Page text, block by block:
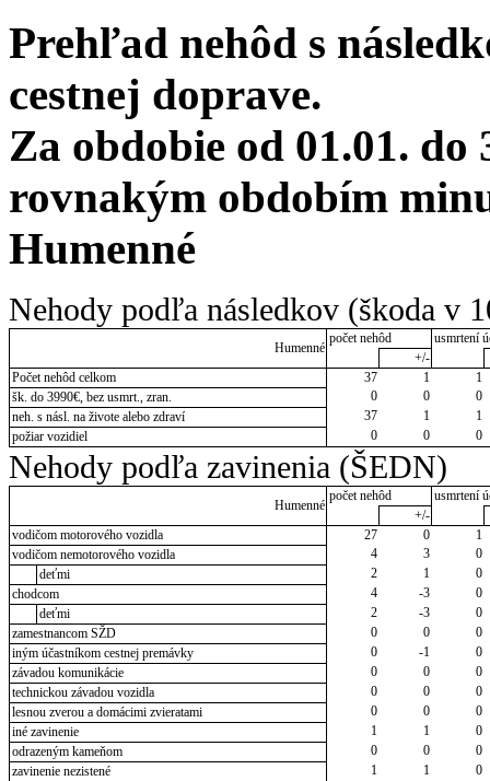
Prehľad nehôd s
cestnej doprave.
Za obdobie od 01.01. do
rovnakým obdobím
Humenné
Nehody podľa následkov (škoda v
Humenné
počet nehôd
usmrtení
+/-
Počet nehôd celkom
37 1
1
šk. do 3990€, bez usmrt., zran.
0 0
0
neh. s násl. na živote alebo zdraví
37 1
1
požiar vozidiel
0 0 0
Nehody podľa zavinenia (ŠEDN)
Humenné
počet nehôd
usmrtení
+/-
vodičom motorového vozidla
27 0
1
vodičom nemotorového vozidla
4 3
0
deťmi
2 1
0
chodcom
4 -3
0
deťmi
2 -3
0
zamestnancom SŽD
0 0
0
iným účastníkom cestnej premávky
0 -1
0
závadou komunikácie
0 0
0
technickou závadou vozidla
0 0
0
lesnou zverou a domácimi zvieratami
0 0
0
iné zavinenie
1 1
0
odrazeným kameňom
0 0
0
zavinenie nezistené
1 1
0